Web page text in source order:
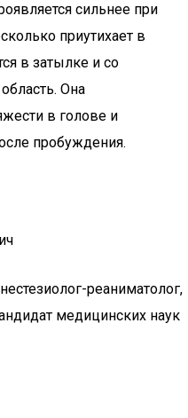
сильнее при
приутихает в
в затылке и со
Она
в голове и
пробуждения.
реаниматолог,
медицинских наук